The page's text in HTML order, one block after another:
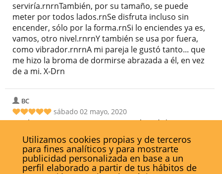
serviría.rnrnTambién, por su tamaño, se puede
meter por todos lados.rnSe disfruta incluso sin
encender, sólo por la forma.rnSi lo enciendes ya es,
vamos, otro nivel.rnrnY también se usa por fuera,
como vibrador.rnrnA mi pareja le gustó tanto... que
me hizo la broma de dormirse abrazada a él, en vez
de a mi. X-Drn
BC
sábado 02 mayo, 2020
Por los casi 10 euros que me costó está de cine. Es
duro y robusto, no es de silicona sino de plástico
duro. Hace algo más de ruido de lo que me
gustaría, pero no es exagerado; en su potencia
mínima ya tiene una intensidad curiosa. Lo
Utilizamos cookies propias y de terceros
para fines analíticos y para mostrarte
publicidad personalizada en base a un
perfil elaborado a partir de tus hábitos de